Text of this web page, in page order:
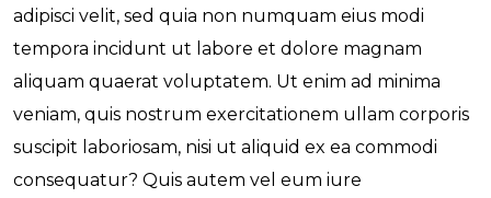
adipisci velit, sed quia non numquam eius modi
tempora incidunt ut labore et dolore magnam
aliquam quaerat voluptatem. Ut enim ad minima
veniam, quis nostrum exercitationem ullam corporis
suscipit laboriosam, nisi ut aliquid ex ea commodi
consequatur? Quis autem vel eum iure